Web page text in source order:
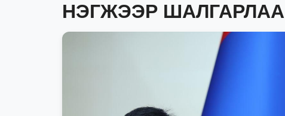
НЭГЖЭЭР ШАЛГАРЛАА